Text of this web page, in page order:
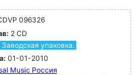
096326
2 CD
упаковка.
01-01-2010
Music Россия